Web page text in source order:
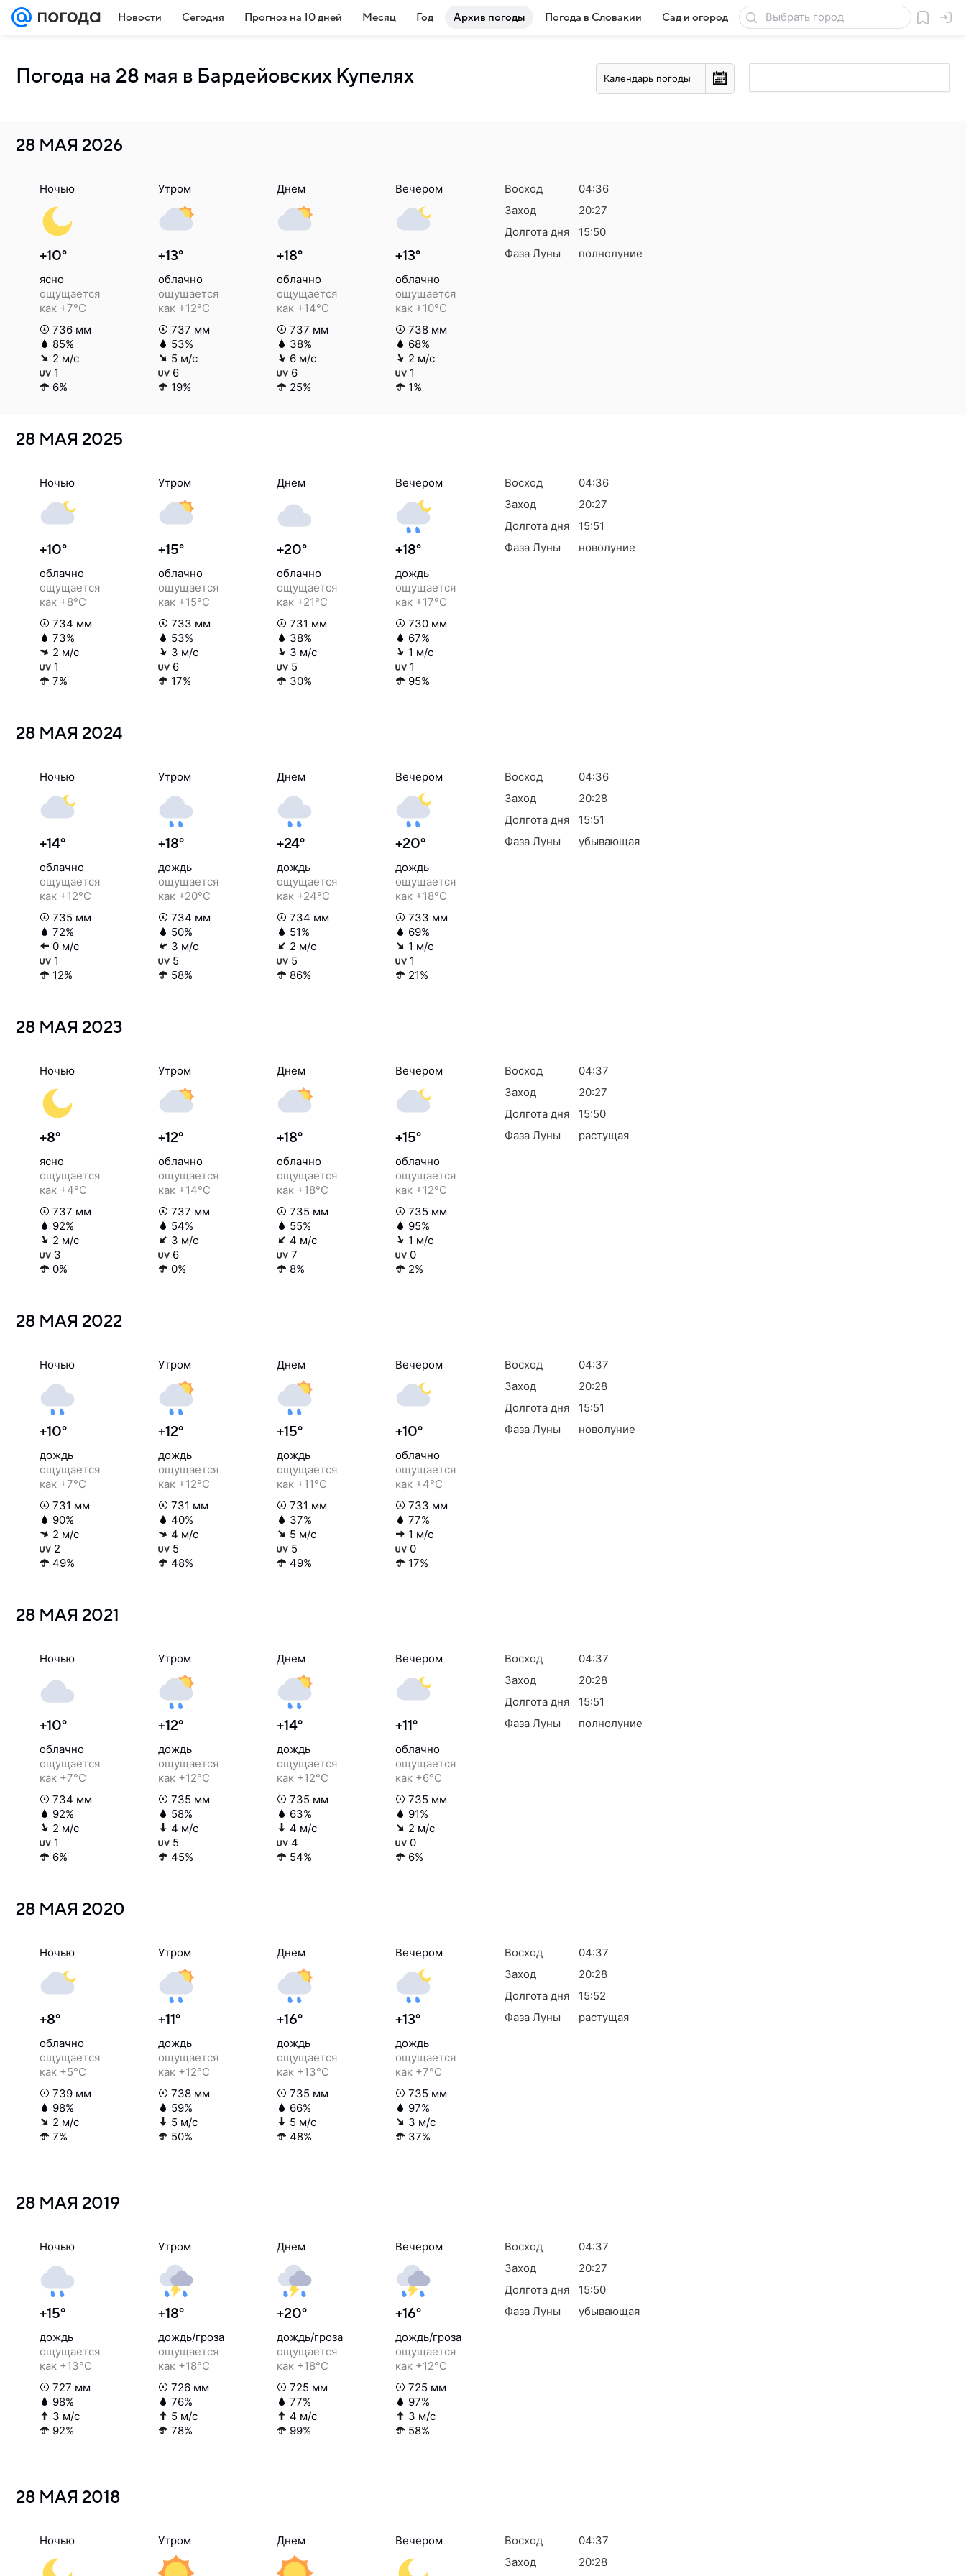
Новости Сегодня Прогноз на 10 дней Месяц Год Архив погоды Погода в Словакии Сад и огород Товары для дачи
Погода на 28 мая в Бардейовских Купелях Календарь погоды
28 МАЯ 2026
Ночью
+10°
ясно
ощущается
как +7°C
736 мм
85%
2 м/с
1
6%
Утром
+13°
облачно
ощущается
как +12°C
737 мм
53%
5 м/с
6
19%
Днем
+18°
облачно
ощущается
как +14°C
737 мм
38%
6 м/с
6
25%
Вечером
+13°
облачно
ощущается
как +10°C
738 мм
68%
2 м/с
1
1%
Восход
04:36
Заход
20:27
Долгота дня
15:50
Фаза Луны
полнолуние
28 МАЯ 2025
Ночью
+10°
облачно
ощущается
как +8°C
734 мм
73%
2 м/с
1
7%
Утром
+15°
облачно
ощущается
как +15°C
733 мм
53%
3 м/с
6
17%
Днем
+20°
облачно
ощущается
как +21°C
731 мм
38%
3 м/с
5
30%
Вечером
+18°
дождь
ощущается
как +17°C
730 мм
67%
1 м/с
1
95%
Восход
04:36
Заход
20:27
Долгота дня
15:51
Фаза Луны
новолуние
28 МАЯ 2024
Ночью
+14°
облачно
ощущается
как +12°C
735 мм
72%
0 м/с
1
12%
Утром
+18°
дождь
ощущается
как +20°C
734 мм
50%
3 м/с
5
58%
Днем
+24°
дождь
ощущается
как +24°C
734 мм
51%
2 м/с
5
86%
Вечером
+20°
дождь
ощущается
как +18°C
733 мм
69%
1 м/с
1
21%
Восход
04:36
Заход
20:28
Долгота дня
15:51
Фаза Луны
убывающая
28 МАЯ 2023
Ночью
+8°
ясно
ощущается
как +4°C
737 мм
92%
2 м/с
3
0%
Утром
+12°
облачно
ощущается
как +14°C
737 мм
54%
3 м/с
6
0%
Днем
+18°
облачно
ощущается
как +18°C
735 мм
55%
4 м/с
7
8%
Вечером
+15°
облачно
ощущается
как +12°C
735 мм
95%
1 м/с
0
2%
Восход
04:37
Заход
20:27
Долгота дня
15:50
Фаза Луны
растущая
28 МАЯ 2022
Ночью
+10°
дождь
ощущается
как +7°C
731 мм
90%
2 м/с
2
49%
Утром
+12°
дождь
ощущается
как +12°C
731 мм
40%
4 м/с
5
48%
Днем
+15°
дождь
ощущается
как +11°C
731 мм
37%
5 м/с
5
49%
Вечером
+10°
облачно
ощущается
как +4°C
733 мм
77%
1 м/с
0
17%
Восход
04:37
Заход
20:28
Долгота дня
15:51
Фаза Луны
новолуние
28 МАЯ 2021
Ночью
+10°
облачно
ощущается
как +7°C
734 мм
92%
2 м/с
1
6%
Утром
+12°
дождь
ощущается
как +12°C
735 мм
58%
4 м/с
5
45%
Днем
+14°
дождь
ощущается
как +12°C
735 мм
63%
4 м/с
4
54%
Вечером
+11°
облачно
ощущается
как +6°C
735 мм
91%
2 м/с
0
6%
Восход
04:37
Заход
20:28
Долгота дня
15:51
Фаза Луны
полнолуние
28 МАЯ 2020
Ночью
+8°
облачно
ощущается
как +5°C
739 мм
98%
2 м/с
7%
Утром
+11°
дождь
ощущается
как +12°C
738 мм
59%
5 м/с
50%
Днем
+16°
дождь
ощущается
как +13°C
735 мм
66%
5 м/с
48%
Вечером
+13°
дождь
ощущается
как +7°C
735 мм
97%
3 м/с
37%
Восход
04:37
Заход
20:28
Долгота дня
15:52
Фаза Луны
растущая
28 МАЯ 2019
Ночью
+15°
дождь
ощущается
как +13°C
727 мм
98%
3 м/с
92%
Утром
+18°
дождь/гроза
ощущается
как +18°C
726 мм
76%
5 м/с
78%
Днем
+20°
дождь/гроза
ощущается
как +18°C
725 мм
77%
4 м/с
99%
Вечером
+16°
дождь/гроза
ощущается
как +12°C
725 мм
97%
3 м/с
58%
Восход
04:37
Заход
20:27
Долгота дня
15:50
Фаза Луны
убывающая
28 МАЯ 2018
Ночью Утром Днем Вечером Восход
04:37
Заход
20:28